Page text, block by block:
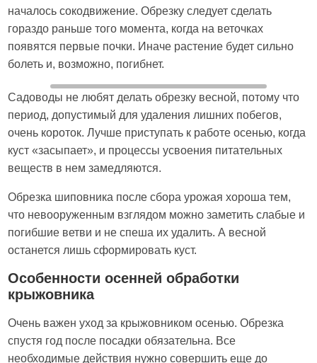
началось сокодвижение. Обрезку следует сделать
гораздо раньше того момента, когда на веточках
появятся первые почки. Иначе растение будет сильно
болеть и, возможно, погибнет.
Садоводы не любят делать обрезку весной, потому что
период, допустимый для удаления лишних побегов,
очень короток. Лучше приступать к работе осенью, когда
куст «засыпает», и процессы усвоения питательных
веществ в нем замедляются.
Обрезка шиповника после сбора урожая хороша тем,
что невооруженным взглядом можно заметить слабые и
погибшие ветви и не спеша их удалить. А весной
останется лишь сформировать куст.
Особенности осенней обработки
крыжовника
Очень важен уход за крыжовником осенью. Обрезка
спустя год после посадки обязательна. Все
необходимые действия нужно совершить еще до